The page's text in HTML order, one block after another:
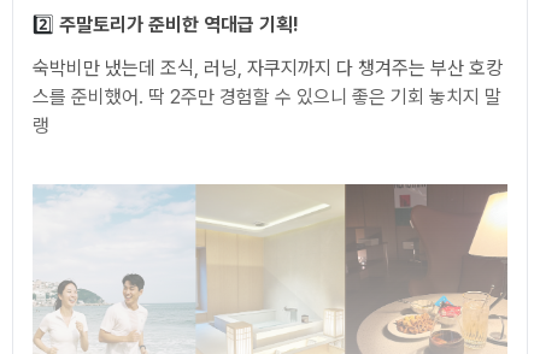
2️⃣ 주말토리가 준비한 역대급 기획!
숙박비만 냈는데 조식, 러닝, 자쿠지까지 다 챙겨주는 부산 호캉
스를 준비했어. 딱 2주만 경험할 수 있으니 좋은 기회 놓치지 말
랭